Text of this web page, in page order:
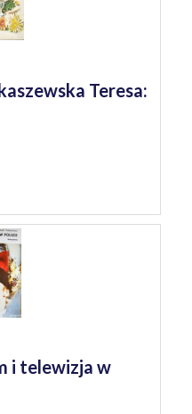
Teresa:
i telewizja w